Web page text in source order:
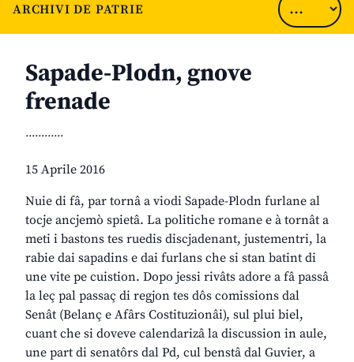
ARCHIVI DE PATRIE
Sapade-Plodn, gnove
frenade
............
15 Aprile 2016
Nuie di fâ, par tornâ a viodi Sapade-Plodn furlane al
tocje ancjemò spietâ. La politiche romane e à tornât a
meti i bastons tes ruedis discjadenant, justementri, la
rabie dai sapadins e dai furlans che si stan batint di
une vite pe cuistion. Dopo jessi rivâts adore a fâ passâ
la leç pal passaç di regjon tes dôs comissions dal
Senât (Belanç e Afârs Costituzionâi), sul plui biel,
cuant che si doveve calendarizâ la discussion in aule,
une part di senatôrs dal Pd, cul benstâ dal Guvier, a